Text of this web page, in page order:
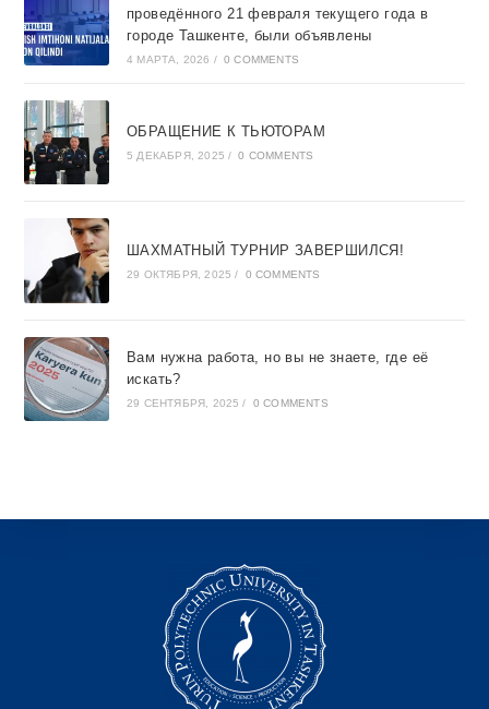
проведённого 21 февраля текущего года в
городе Ташкентe, были объявлены
4 МАРТА, 2026 / 0 COMMENTS
ОБРАЩЕНИЕ К ТЬЮТОРАМ
5 ДЕКАБРЯ, 2025 / 0 COMMENTS
ШАХМАТНЫЙ ТУРНИР ЗАВЕРШИЛСЯ!
29 ОКТЯБРЯ, 2025 / 0 COMMENTS
Вам нужна работа, но вы не знаете, где её
искать?
29 СЕНТЯБРЯ, 2025 / 0 COMMENTS